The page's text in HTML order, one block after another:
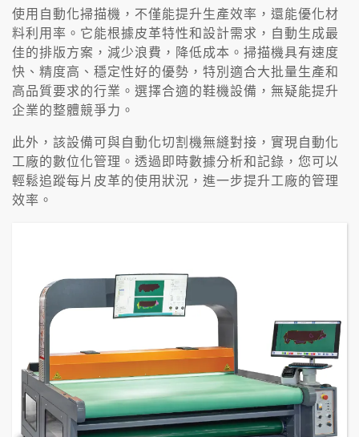
使用自動化掃描機，不僅能提升生產效率，還能優化材
料利用率。它能根據皮革特性和設計需求，自動生成最
佳的排版方案，減少浪費，降低成本。掃描機具有速度
快、精度高、穩定性好的優勢，特別適合大批量生產和
高品質要求的行業。選擇合適的鞋機設備，無疑能提升
企業的整體競爭力。
此外，該設備可與自動化切割機無縫對接，實現自動化
工廠的數位化管理。透過即時數據分析和記錄，您可以
輕鬆追蹤每片皮革的使用狀況，進一步提升工廠的管理
效率。